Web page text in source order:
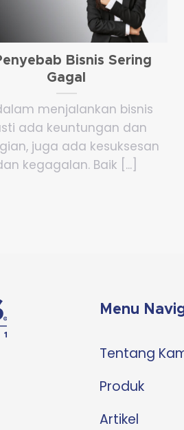
Bisnis Sering
Gagal
menjalankan bisnis
ada keuntungan dan
juga ada kesuksesan
kegagalan. Baik [...]
Menu
Tentang
Produk
Artikel